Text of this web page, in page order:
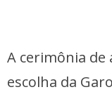
A cerimônia
escolha da